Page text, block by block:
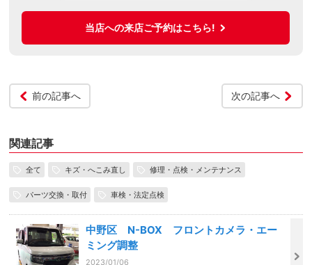
当店への来店ご予約はこちら!
前の記事へ 次の記事へ
関連記事
全て キズ・へこみ直し 修理・点検・メンテナンス
パーツ交換・取付 車検・法定点検
中野区 N-BOX フロントカメラ・エー
ミング調整
2023/01/06